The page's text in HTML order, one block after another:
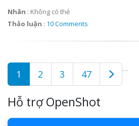
Nhãn : Không có thẻ
Thảo luận : 10 Comments
1 2 3 …
47
Hỗ trợ OpenShot